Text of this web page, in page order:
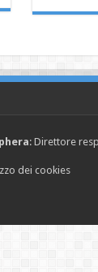
: Direttore
dei cookies